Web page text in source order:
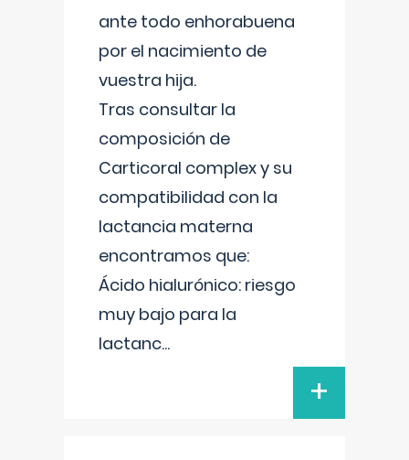
ante todo enhorabuena
por el nacimiento de
vuestra hija.
Tras consultar la
composición de
Carticoral complex y su
compatibilidad con la
lactancia materna
encontramos que:
Ácido hialurónico: riesgo
muy bajo para la
lactanc...
+